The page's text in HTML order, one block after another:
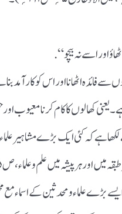
اور اسے نہ بیچو“.
فائدہ اٹھانااور اس کو
کھالوں کاکام کرنا معیوب
کہ کئی ایک بڑے
سات ایسے بڑے علماء ومحدثین کے